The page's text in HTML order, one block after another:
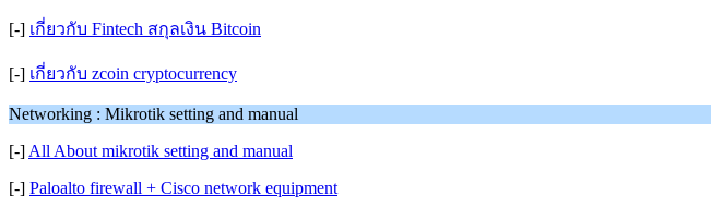
[-] เกี่ยวกับ Fintech สกุลเงิน Bitcoin
[-] เกี่ยวกับ zcoin cryptocurrency
Networking : Mikrotik setting and manual
[-] All About mikrotik setting and manual
[-] Paloalto firewall + Cisco network equipment